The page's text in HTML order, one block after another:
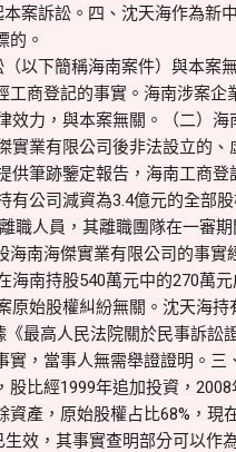
案訴訟。四、沈天海作為新
的。
以下簡稱海南案件）與本案
商登記的事實。海南涉案企
效力，與本案無關。（二）海
實業有限公司後非法設立的、
供筆跡鑒定報告，海南工商登
有公司減資為3.4億元的全部
職人員，其離職團隊在一審期
南海傑實業有限公司的事實
南持股540萬元中的270萬
始股權糾紛無關。沈天海持
最高人民法院關於民事訴訟
，當事人無需舉證證明。三
比經1999年追加投資，2008
產，原始股權占比68%，現
效，其事實查明部分可以作